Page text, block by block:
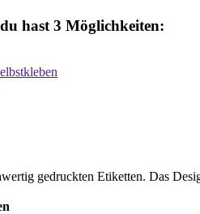
hast 3 Möglichkeiten:
gedruckten Etiketten. Das